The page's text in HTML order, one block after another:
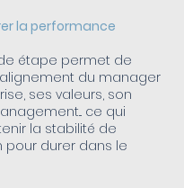
la performance
étape permet de
du manager
ses valeurs, son
ce qui
la stabilité de
pour durer dans le